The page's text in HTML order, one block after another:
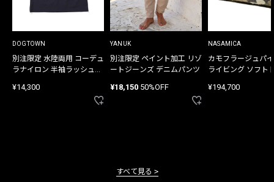
DOGTOWN
別注限定 水陸両用 コーデュ
ラナイロン 半袖ラッシュガ
¥14,300
YANUK
別注限定 ペイント加工 リゾ
ートジーンズ デニムパンツ
¥18,150 50%OFF
NASAMICA
カモフラージュパ
ライビング ソフト
¥194,700
すべて見る